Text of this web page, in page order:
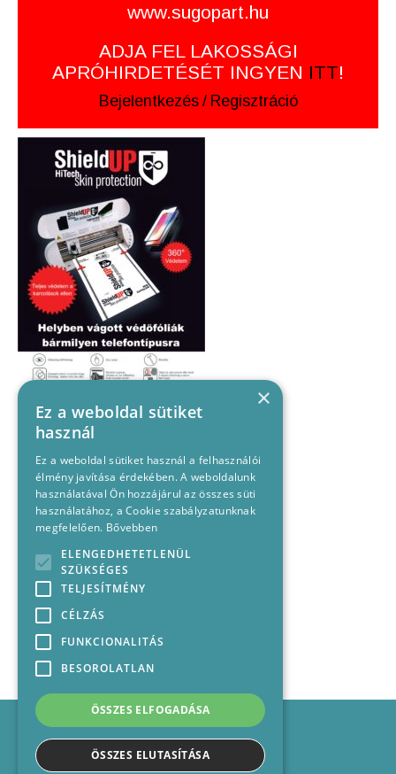
www.sugopart.hu
ADJA FEL LAKOSSÁGI
APRÓHIRDETÉSÉT INGYEN ITT!
Bejelentkezés / Regisztráció
Impresszum
Médiajánlat
Felhasználási feltételek
×
Ez a weboldal sütiket
használ
Ez a weboldal sütiket használ a felhasználói
élmény javítása érdekében. A weboldalunk
használatával Ön hozzájárul az összes süti
használatához, a Cookie szabályzatunknak
megfelelően. Bővebben
ELENGEDHETETLENÜL
SZÜKSÉGES
TELJESÍTMÉNY
CÉLZÁS
FUNKCIONALITÁS
BESOROLATLAN
ÖSSZES ELFOGADÁSA
ÖSSZES ELUTASÍTÁSA